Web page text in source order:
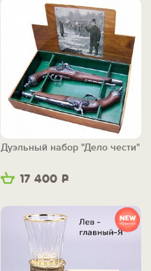
17 400 Р
Дуэльный набор "Дело чести"